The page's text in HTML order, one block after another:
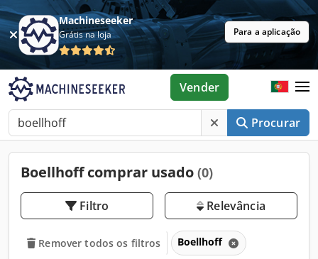
Machineseeker
Grátis na loja Para a aplicação
Procurar
Vender
Boellhoff comprar usado (0)
Filtro Relevância
Remover todos os filtros Boellhoff